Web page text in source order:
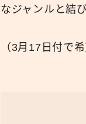
なジャンルと結
（3月17日付で